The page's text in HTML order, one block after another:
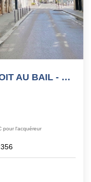
PARIS 8e - CESSION DE DROIT AU BAIL - MADELEINE - 53 M²
pour l'acquéreur
356